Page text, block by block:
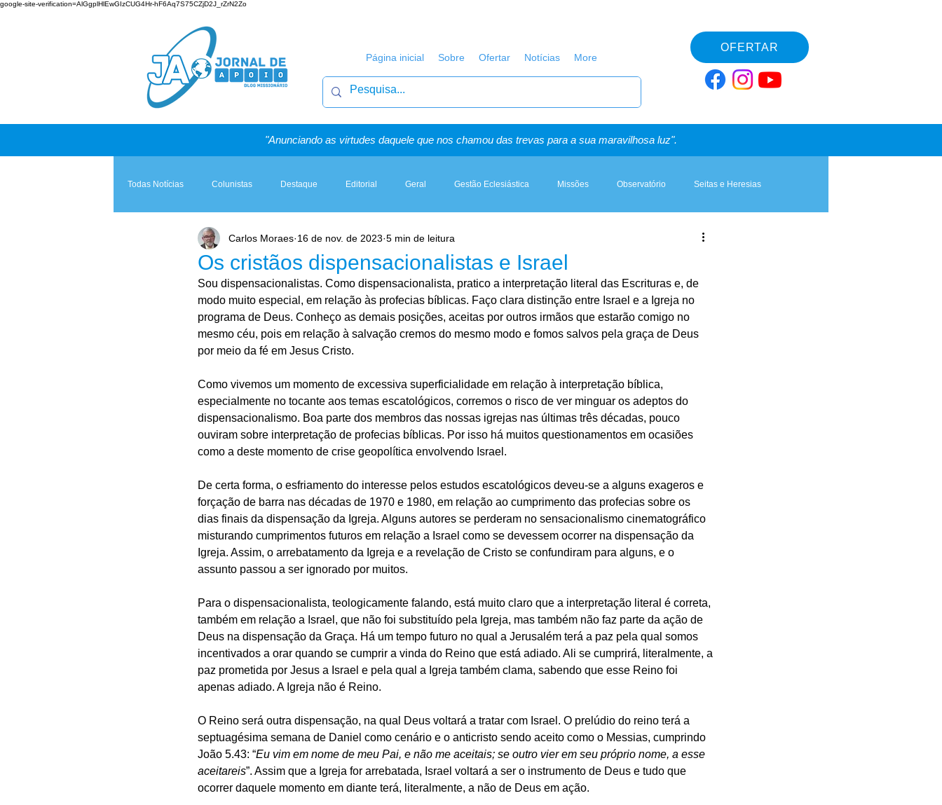
google-site-verification=AlGgplHlEwGIzCUG4Hr-hF6Aq7S75CZjD2J_rZrN2Zo
Página inicial Sobre Ofertar Notícias More
OFERTAR
"Anunciando as virtudes daquele que nos chamou das trevas para a sua maravilhosa luz".
Todas Notícias Colunistas Destaque Editorial Geral Gestão Eclesiástica Missões Observatório Seitas e Heresias
Teologia & Prática A Igreja e a Lei Artigos, Sermões & Esboços
Os cristãos dispensacionalistas e Israel
Carlos Moraes 16 de nov. de 2023 5 min de leitura
Sou dispensacionalistas. Como dispensacionalista, pratico a interpretação literal das Escrituras e, de
modo muito especial, em relação às profecias bíblicas. Faço clara distinção entre Israel e a Igreja no
programa de Deus. Conheço as demais posições, aceitas por outros irmãos que estarão comigo no
mesmo céu, pois em relação à salvação cremos do mesmo modo e fomos salvos pela graça de Deus
por meio da fé em Jesus Cristo.
Como vivemos um momento de excessiva superficialidade em relação à interpretação bíblica,
especialmente no tocante aos temas escatológicos, corremos o risco de ver minguar os adeptos do
dispensacionalismo. Boa parte dos membros das nossas igrejas nas últimas três décadas, pouco
ouviram sobre interpretação de profecias bíblicas. Por isso há muitos questionamentos em ocasiões
como a deste momento de crise geopolítica envolvendo Israel.
De certa forma, o esfriamento do interesse pelos estudos escatológicos deveu-se a alguns exageros e
forçação de barra nas décadas de 1970 e 1980, em relação ao cumprimento das profecias sobre os
dias finais da dispensação da Igreja. Alguns autores se perderam no sensacionalismo cinematográfico
misturando cumprimentos futuros em relação a Israel como se devessem ocorrer na dispensação da
Igreja. Assim, o arrebatamento da Igreja e a revelação de Cristo se confundiram para alguns, e o
assunto passou a ser ignorado por muitos.
Para o dispensacionalista, teologicamente falando, está muito claro que a interpretação literal é correta,
também em relação a Israel, que não foi substituído pela Igreja, mas também não faz parte da ação de
Deus na dispensação da Graça. Há um tempo futuro no qual a Jerusalém terá a paz pela qual somos
incentivados a orar quando se cumprir a vinda do Reino que está adiado. Ali se cumprirá, literalmente, a
paz prometida por Jesus a Israel e pela qual a Igreja também clama, sabendo que esse Reino foi
apenas adiado. A Igreja não é Reino.
O Reino será outra dispensação, na qual Deus voltará a tratar com Israel. O prelúdio do reino terá a
septuagésima semana de Daniel como cenário e o anticristo sendo aceito como o Messias, cumprindo
João 5.43: “Eu vim em nome de meu Pai, e não me aceitais; se outro vier em seu próprio nome, a esse
aceitareis”. Assim que a Igreja for arrebatada, Israel voltará a ser o instrumento de Deus e tudo que
ocorrer daquele momento em diante terá, literalmente, a não de Deus em ação.